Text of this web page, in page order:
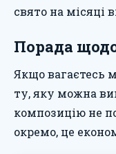
свято на місяці
Порада
Якщо вагаєтесь
ту, яку можна
композицію не
окремо, це